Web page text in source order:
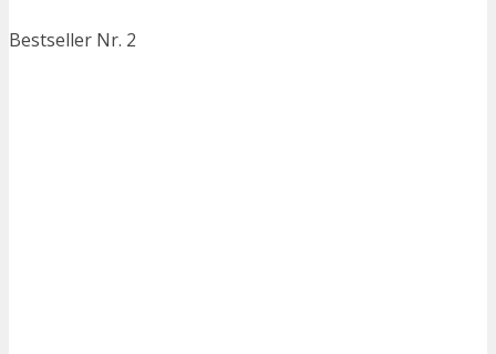
Bestseller Nr. 2